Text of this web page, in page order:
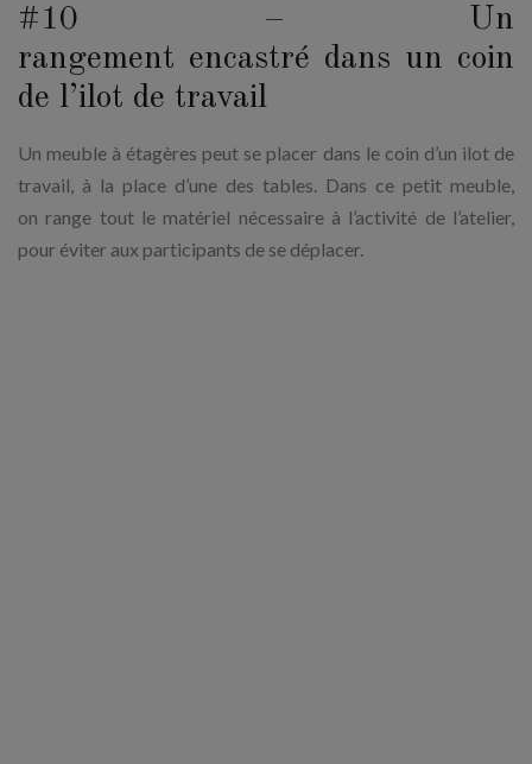
#10 – Un
rangement encastré dans un coin
de l’ilot de travail
Un meuble à étagères peut se placer dans le coin d’un ilot de
travail, à la place d’une des tables. Dans ce petit meuble,
on range tout le matériel nécessaire à l’activité de l’atelier,
pour éviter aux participants de se déplacer.